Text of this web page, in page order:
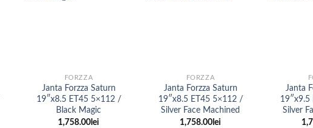
FORZZA
Janta Forzza Saturn
19″x8.5 ET45 5×112 /
Black Magic
1,758.00 lei
FORZZA
Janta Forzza Saturn
19″x8.5 ET45 5×112 /
Silver Face Machined
1,758.00 lei
Janta
19″x9.5
Silver